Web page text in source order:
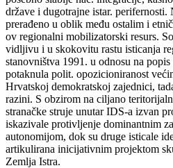
države i dugotrajne istar.
prerađeno u oblik među ostalim i
ov regionalni mobilizatorski resurs.
vidljivu i u skokovitu rastu isticanja
stanovništva 1991. u odnosu na
potaknula polit. opozicioniranost
Hrvatskoj demokratskoj zajednici,
razini. S obzirom na ciljano
stranačke struje unutar IDS-a izvan
iskazivale protivljenje dominantnim
autonomijom, dok su druge isticale
artikulirana inicijativnim projektom
Zemlja Istra.